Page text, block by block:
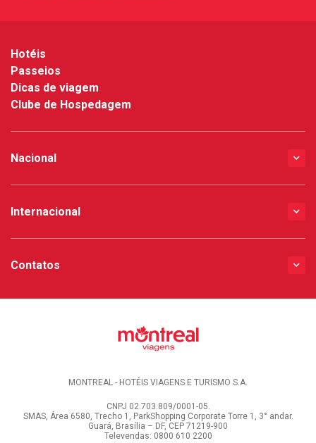
Hotéis
Passeios
Dicas de viagem
Clube de Hospedagem
Nacional
Internacional
Contatos
MONTREAL - HOTÉIS VIAGENS E TURISMO S.A.
CNPJ 02.703.809/0001-05.
SMAS, Área 6580, Trecho 1, ParkShopping Corporate Torre 1, 3° andar.
Guará, Brasília – DF, CEP 71219-900
Televendas: 0800 610 2200